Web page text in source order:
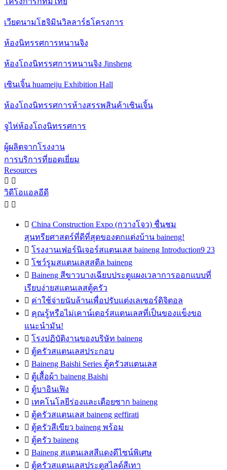
เวียดนามโฮจิมินวิลลาร์ธโครงการ
ห้องนิทรรศการหนานจิง
ห้องโถงนิทรรศการหนานจิง Jinsheng
เซินเจิ้น huameiju Exhibition Hall
ห้องโถงนิทรรศการห้างสรรพสินค้าเซินเจิ้น
จูไห่ห้องโถงนิทรรศการ
ผู้ผลิตจากโรงงาน
การบริการที่ยอดเยี่ยม
Resources
 
วิดีโอแอลอีดี
 
 China Construction Expo (กวางโจว) ชื่นชม
สุนทรียศาสตร์ที่ดีที่สุดของตกแต่งบ้าน baineng!
 โรงงานเฟอร์นิเจอร์สแตนเลส baineng Introduction9 23
 โชว์รูมสแตนเลสสตีล baineng
 Baineng สีขาวบางเฉียบประตูแผงเวลาการออกแบบที่
เรียบง่ายสแตนเลสตู้ครัว
 ค่าใช้จ่ายนับล้านเพื่อปรับแต่งเลเซอร์ดิจิตอล
 คุณรู้หรือไม่เคาน์เตอร์สแตนเลสที่เป็นของแข็งขอ
แนะนำมัน!
 โรงปฏิบัติงานของบริษัท baineng
 ตู้ครัวสแตนเลสประกอบ
 Baineng Baishi Series ตู้ครัวสแตนเลส
 ตู้เสื้อผ้า baineng Baishi
 ตู้บาอินเฟิง
 เทคโนโลยีร่องและเดือยซาก baineng
 ตู้ครัวสแตนเลส baineng geffirati
 ตู้ครัวสีเขียว baineng พร้อม
 ตู้ครัว baineng
 Baineng สแตนเลสสีแดงดีไซน์พิเศษ
 ตู้ครัวสแตนเลสประตูสไลด์สีเทา